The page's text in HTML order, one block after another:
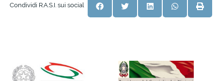
Condividi R.A.S.I. sui social